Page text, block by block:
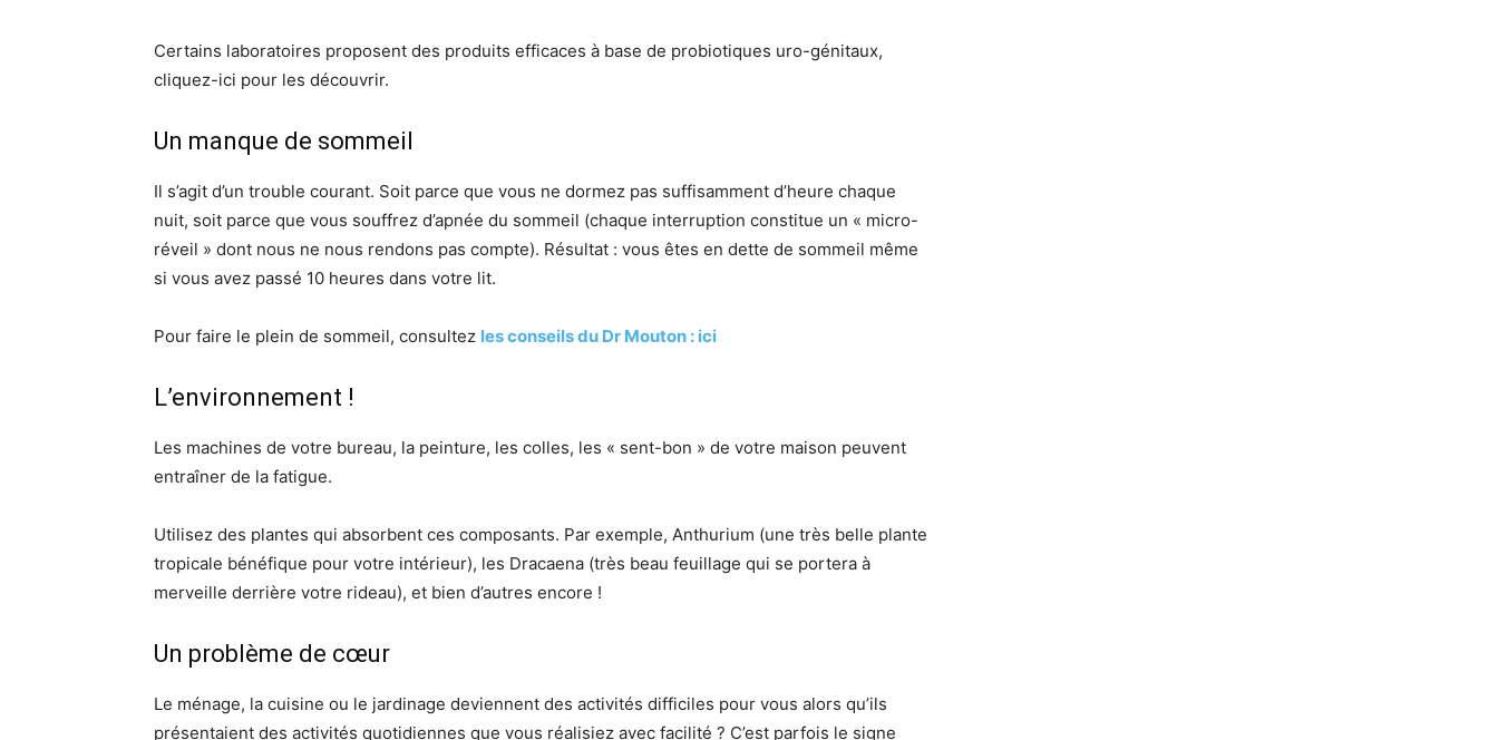
Certains laboratoires proposent des produits efficaces à base de probiotiques uro-génitaux,
cliquez-ici pour les découvrir.
Un manque de sommeil
Il s’agit d’un trouble courant. Soit parce que vous ne dormez pas suffisamment d’heure chaque
nuit, soit parce que vous souffrez d’apnée du sommeil (chaque interruption constitue un « micro-
réveil » dont nous ne nous rendons pas compte). Résultat : vous êtes en dette de sommeil même
si vous avez passé 10 heures dans votre lit.
Pour faire le plein de sommeil, consultez les conseils du Dr Mouton : ici
L’environnement !
Les machines de votre bureau, la peinture, les colles, les « sent-bon » de votre maison peuvent
entraîner de la fatigue.
Utilisez des plantes qui absorbent ces composants. Par exemple, Anthurium (une très belle plante
tropicale bénéfique pour votre intérieur), les Dracaena (très beau feuillage qui se portera à
merveille derrière votre rideau), et bien d’autres encore !
Un problème de cœur
Le ménage, la cuisine ou le jardinage deviennent des activités difficiles pour vous alors qu’ils
présentaient des activités quotidiennes que vous réalisiez avec facilité ? C’est parfois le signe